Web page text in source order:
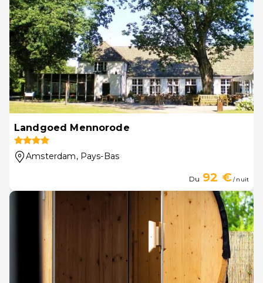
Landgoed Mennorode
Amsterdam, Pays-Bas
Du 92 €/ nuit